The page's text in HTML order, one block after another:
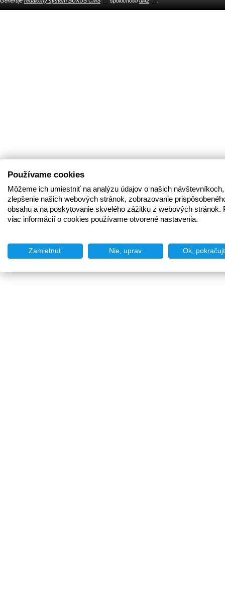
Používame cookies
Môžeme ich umiestniť na analýzu údajov o našich
zlepšenie našich webových stránok, zobrazovanie
obsahu a na poskytovanie skvelého zážitku z webových stránok.
viac informácií o cookies používame otvorené nastavenia.
Zamietnuť Nie, uprav Ok,